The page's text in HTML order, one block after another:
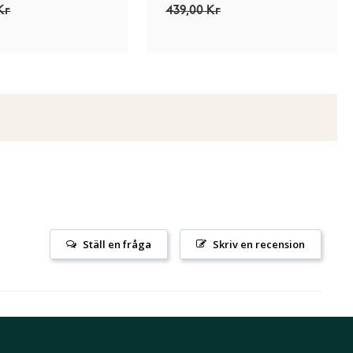
439,00 Kr
Skriv en recension
Ställ en fråga